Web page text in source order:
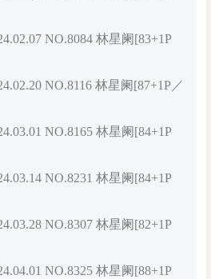
NO.8084 林星阑[83+1P
NO.8116 林星阑[87+1P／
NO.8165 林星阑[84+1P
NO.8231 林星阑[84+1P
NO.8307 林星阑[82+1P
NO.8325 林星阑[88+1P